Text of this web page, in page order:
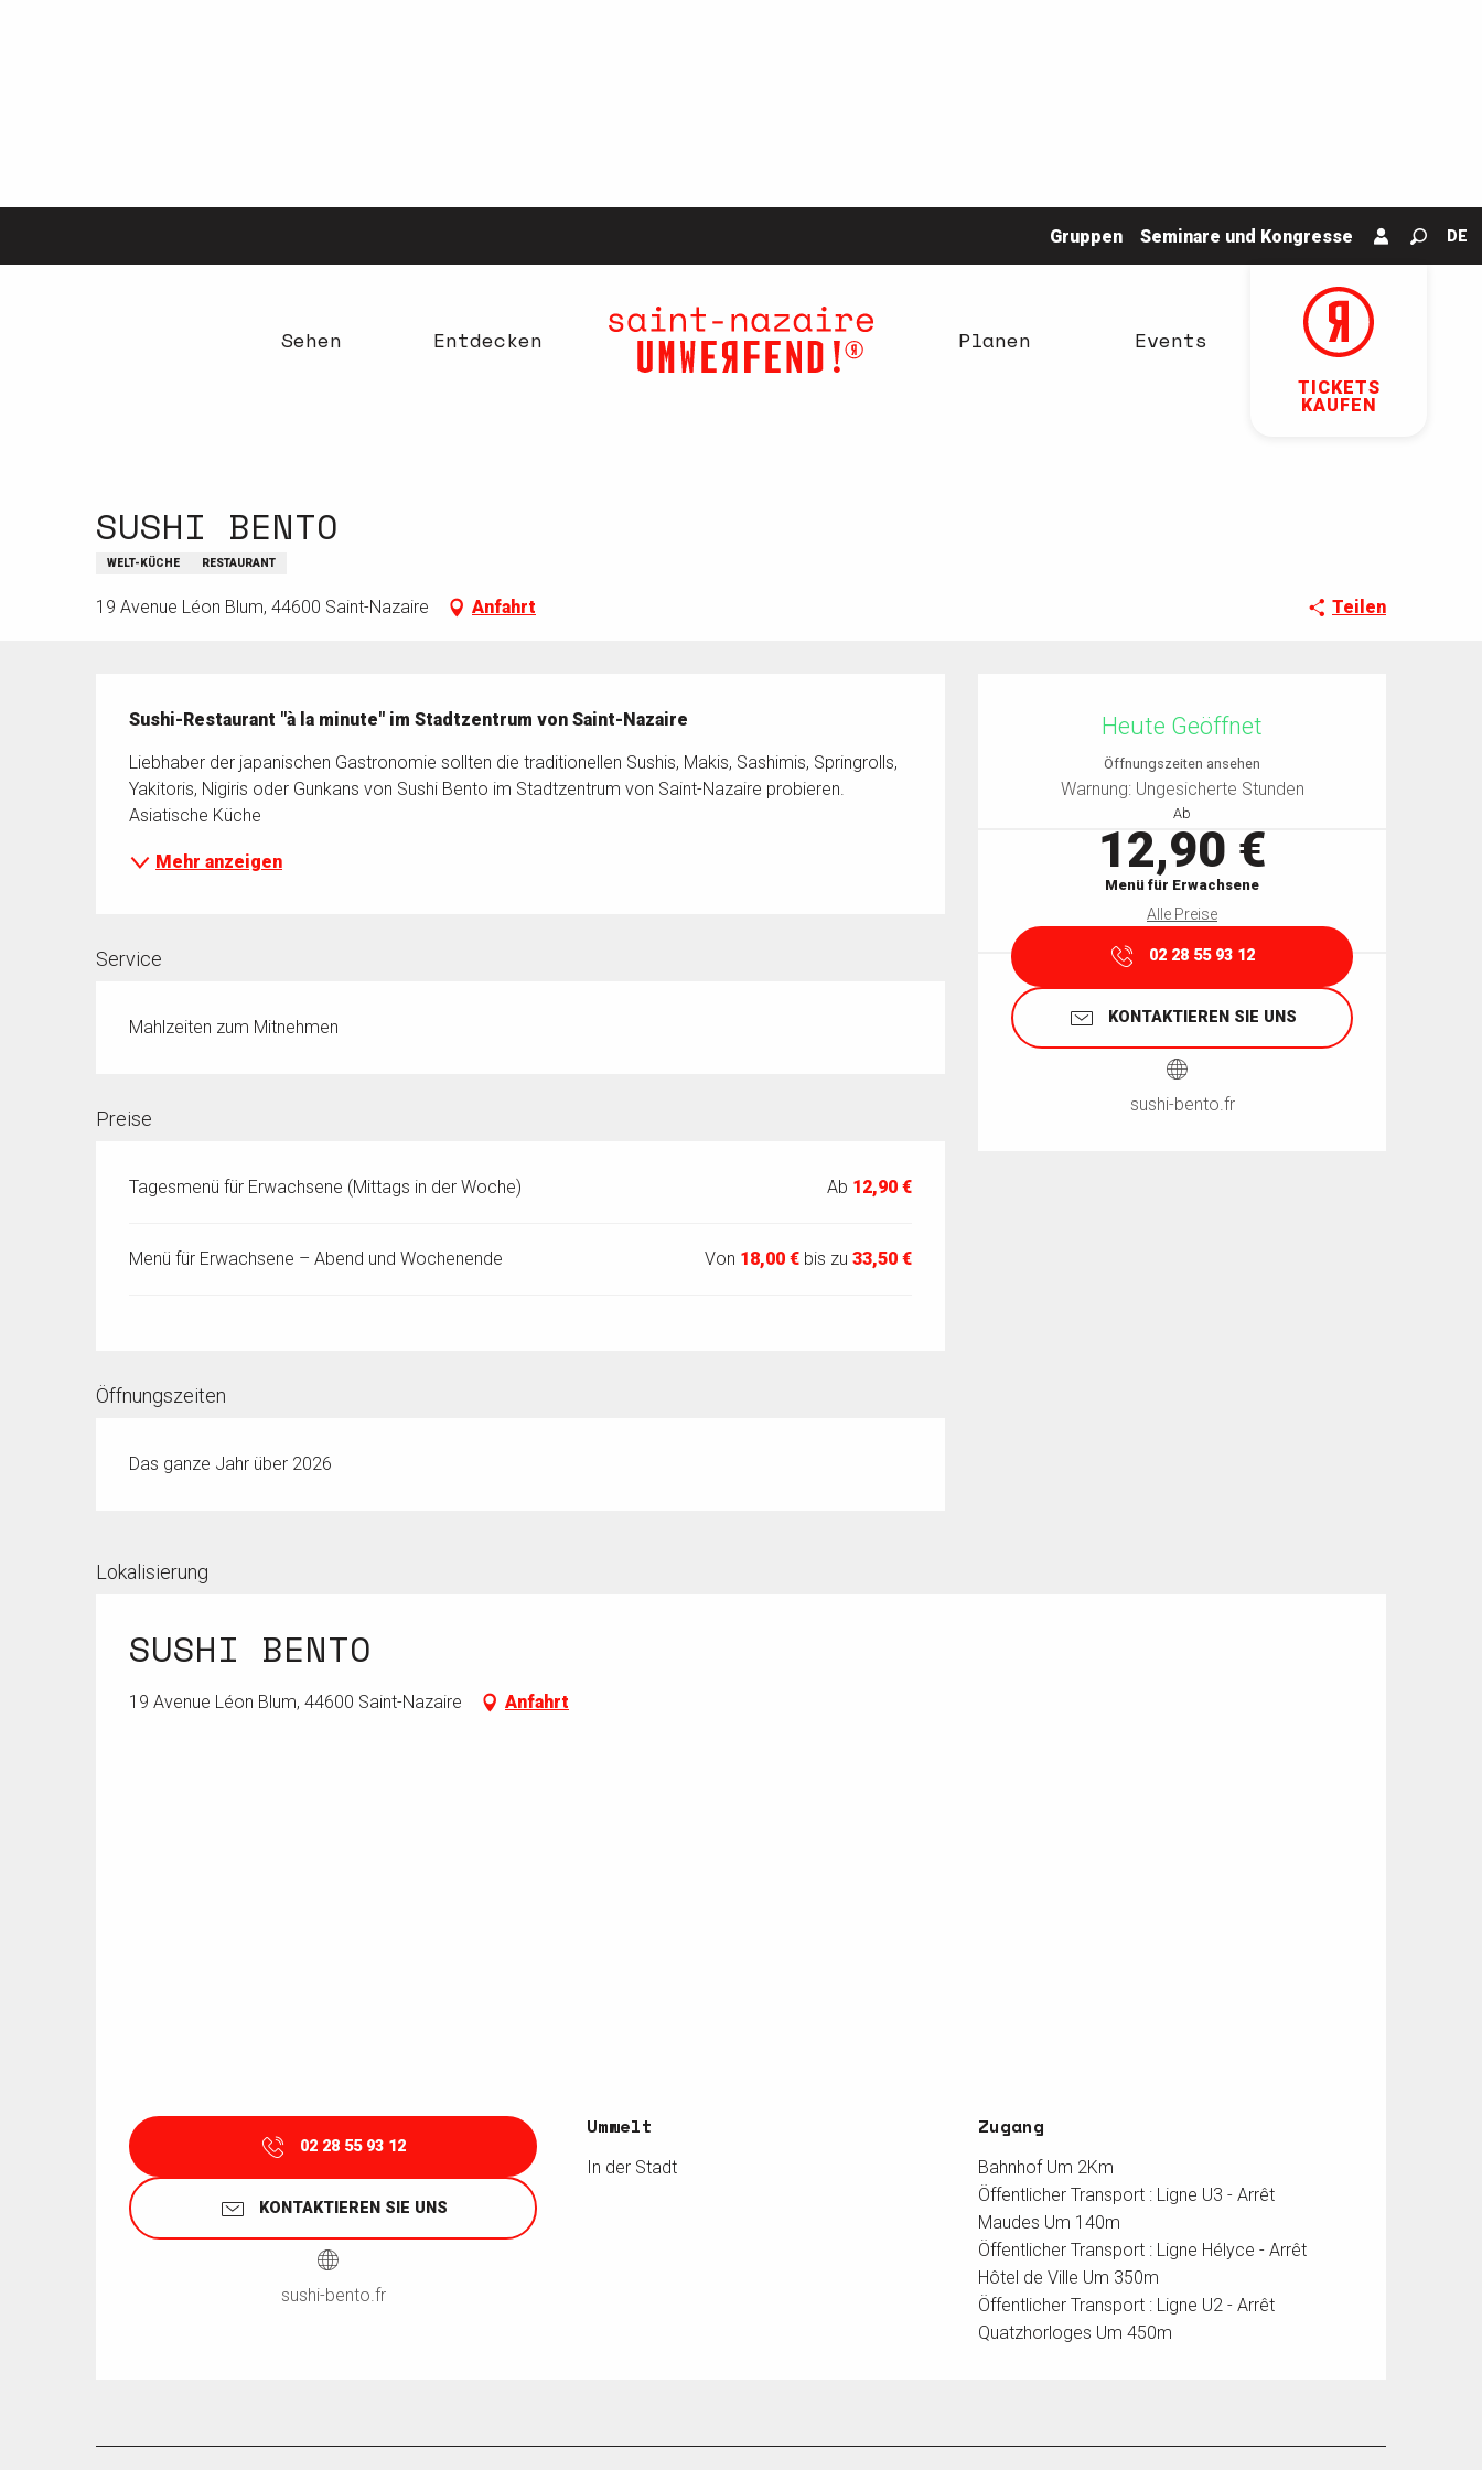
Gruppen Seminare und Kongresse
Suche
DE
TICKETS
KAUFEN
Sehen Entdecken Planen Events
SUSHI BENTO
WELT-KÜCHE RESTAURANT
19 Avenue Léon Blum, 44600 Saint-Nazaire Anfahrt Teilen
Heute Geöffnet
Öffnungszeiten ansehen
Warnung: Ungesicherte Stunden
Ab
12,90 €
Menü für Erwachsene
Alle Preise
02 28 55 93 12
KONTAKTIEREN SIE UNS
sushi-bento.fr
Sushi-Restaurant "à la minute" im Stadtzentrum von Saint-Nazaire
Liebhaber der japanischen Gastronomie sollten die traditionellen Sushis, Makis, Sashimis, Springrolls,
Yakitoris, Nigiris oder Gunkans von Sushi Bento im Stadtzentrum von Saint-Nazaire probieren.
Asiatische Küche
Mehr anzeigen
Service
Mahlzeiten zum Mitnehmen
Preise
Tagesmenü für Erwachsene (Mittags in der Woche) Ab 12,90 €
Menü für Erwachsene – Abend und Wochenende Von 18,00 € bis zu33,50 €
Öffnungszeiten
Das ganze Jahr über 2026
Lokalisierung
SUSHI BENTO
19 Avenue Léon Blum, 44600 Saint-Nazaire Anfahrt
02 28 55 93 12
KONTAKTIEREN SIE UNS
sushi-bento.fr
Umwelt
Umwelt
In der Stadt
Zugang
Zugang
Bahnhof Um 2Km
Öffentlicher Transport : Ligne U3 - Arrêt
Maudes Um 140m
Öffentlicher Transport : Ligne Hélyce - Arrêt
Hôtel de Ville Um 350m
Öffentlicher Transport : Ligne U2 - Arrêt
Quatzhorloges Um 450m